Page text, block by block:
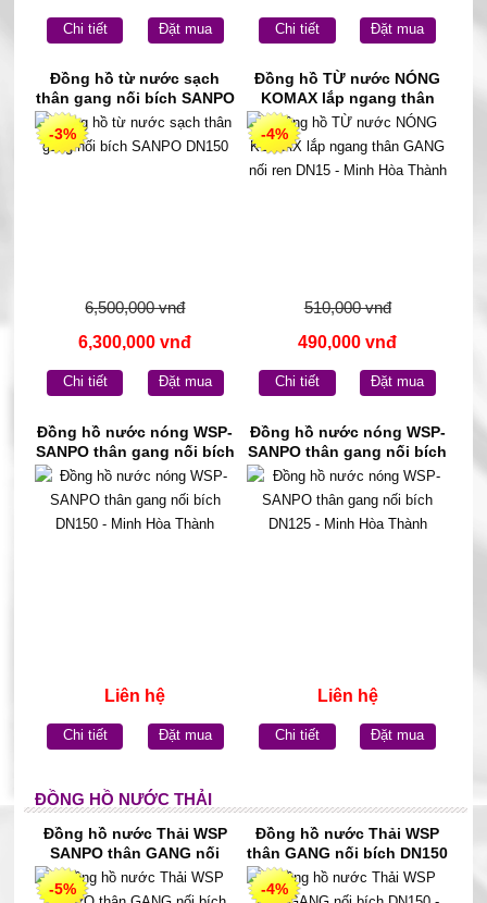
Chi tiết Đặt mua Chi tiết Đặt mua
Đồng hồ từ nước sạch
thân gang nối bích SANPO
DN150
-3%
6,500,000 vnđ
6,300,000 vnđ
Chi tiết Đặt mua
Đồng hồ TỪ nước NÓNG
KOMAX lắp ngang thân
GANG nối ren DN15 - Minh
Hòa Thành
-4%
510,000 vnđ
490,000 vnđ
Chi tiết Đặt mua
Đồng hồ nước nóng WSP-
SANPO thân gang nối bích
DN150 - Minh Hòa Thành
Liên hệ
Chi tiết Đặt mua
Đồng hồ nước nóng WSP-
SANPO thân gang nối bích
DN125 - Minh Hòa Thành
Liên hệ
Chi tiết Đặt mua
ĐỒNG HỒ NƯỚC THẢI
Đồng hồ nước Thải WSP
SANPO thân GANG nối
bích DN125 - Minh Hòa
Thành
-5%
Đồng hồ nước Thải WSP
thân GANG nối bích DN150
- Minh Hòa Thành
-4%